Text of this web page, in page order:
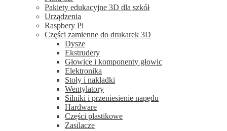
Pakiety edukacyjne 3D dla szkół
Urządzenia
Raspbery Pi
Części zamienne do drukarek 3D
Dysze
Ekstrudery
Głowice i komponenty głowic
Elektronika
Stoły i nakładki
Wentylatory
Silniki i przeniesienie napędu
Hardware
Części plastikowe
Zasilacze